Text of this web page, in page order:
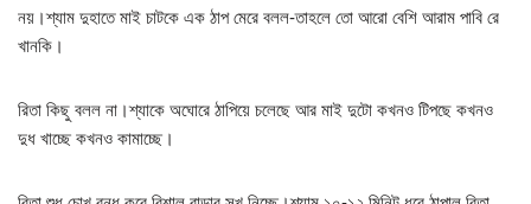
নয়।শ্যাম দুহাতে মাই চাটকে এক ঠাপ মেরে বলল-তাহলে তো আরো বেশি আরাম পাবি রে
খানকি।
রিতা কিছু বলল না।শ্যাকে অঘোরে ঠাপিয়ে চলেছে আর মাই দুটো কখনও টিপছে কখনও
দুধ খাচ্ছে কখনও কামাচ্ছে।